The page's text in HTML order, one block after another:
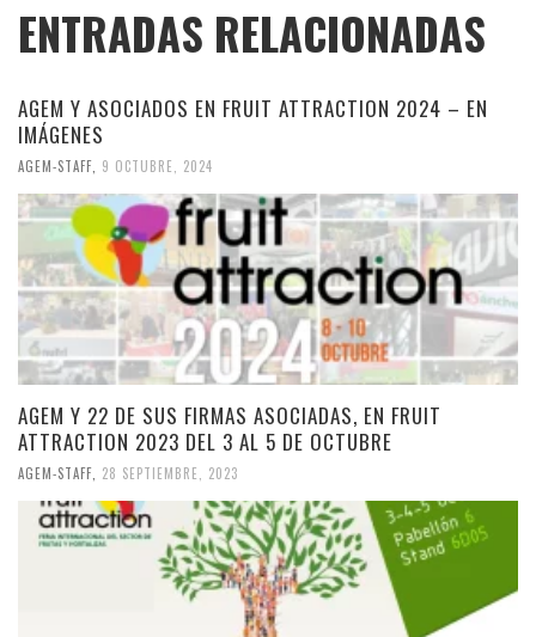
ENTRADAS RELACIONADAS
AGEM Y ASOCIADOS EN FRUIT ATTRACTION 2024 – EN
IMÁGENES
AGEM-STAFF 9 OCTUBRE, 2024
AGEM Y 22 DE SUS FIRMAS ASOCIADAS, EN FRUIT
ATTRACTION 2023 DEL 3 AL 5 DE OCTUBRE
AGEM-STAFF 28 SEPTIEMBRE, 2023